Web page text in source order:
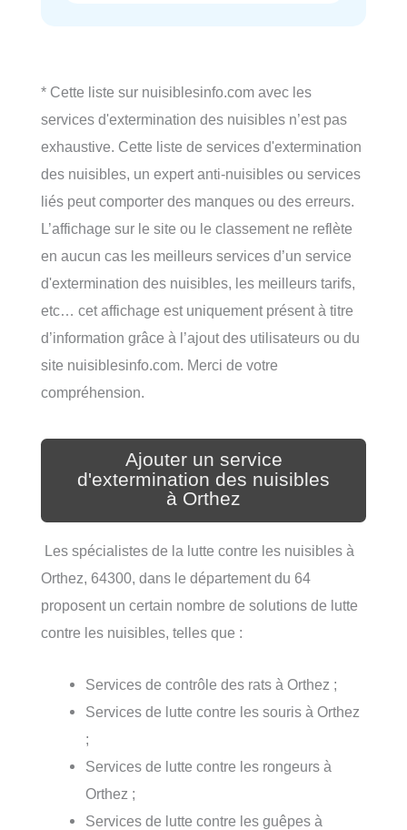
* Cette liste sur nuisiblesinfo.com avec les
services d'extermination des nuisibles n’est pas
exhaustive. Cette liste de services d'extermination
des nuisibles, un expert anti-nuisibles ou services
liés peut comporter des manques ou des erreurs.
L’affichage sur le site ou le classement ne reflète
en aucun cas les meilleurs services d’un service
d'extermination des nuisibles, les meilleurs tarifs,
etc… cet affichage est uniquement présent à titre
d’information grâce à l’ajout des utilisateurs ou du
site nuisiblesinfo.com. Merci de votre
compréhension.
Ajouter un service
d'extermination des nuisibles
à Orthez
Les spécialistes de la lutte contre les nuisibles à
Orthez, 64300, dans le département du 64
proposent un certain nombre de solutions de lutte
contre les nuisibles, telles que :
Services de contrôle des rats à Orthez ;
Services de lutte contre les souris à Orthez
;
Services de lutte contre les rongeurs à
Orthez ;
Services de lutte contre les guêpes à